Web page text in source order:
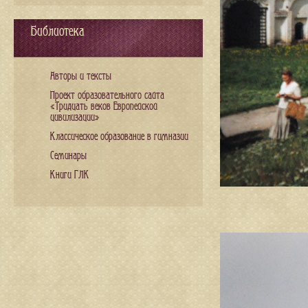
Библиотека
Авторы и тексты
Проект образовательного сайта
«Тридцать веков Европейской
цивилизации»
Классическое образование в гимназии
Семинары
Книги ГЛК